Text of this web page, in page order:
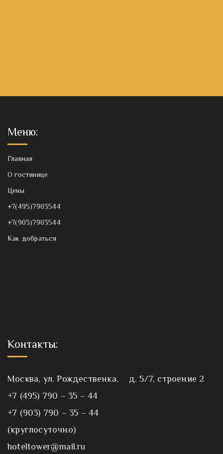
Меню:
Главная
О гостинице
Цены
+7(495)7903544
+7(903)7903544
Как добраться
Контакты:
Москва, ул. Рождественка, д. 5/7, строение 2
+7 (495) 790 – 35 – 44
+7 (903) 790 – 35 – 44
(круглосуточно)
hoteltower@mail.ru